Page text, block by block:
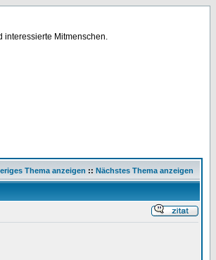
interessierte Mitmenschen.
Thema anzeigen :: Nächstes Thema anzeigen